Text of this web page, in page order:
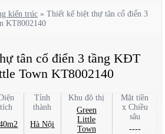
kiến trúc » Thiết kế biệt thự tân cổ điển 3
KT8002140
tân cổ điển 3 tầng KĐT
Town KT8002140
tích
Tỉnh
thành
Hà Nội
Khu đô thị
Green
Little
Town
Mặt tiền
x Chiều
sâu
----